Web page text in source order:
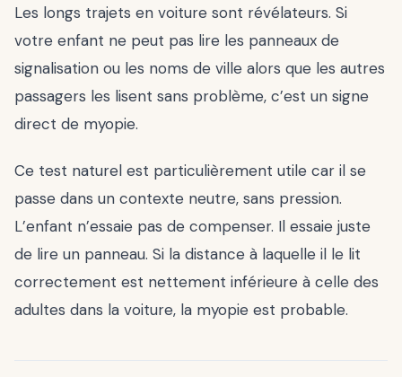
Les longs trajets en voiture sont révélateurs. Si
votre enfant ne peut pas lire les panneaux de
signalisation ou les noms de ville alors que les autres
passagers les lisent sans problème, c’est un signe
direct de myopie.
Ce test naturel est particulièrement utile car il se
passe dans un contexte neutre, sans pression.
L’enfant n’essaie pas de compenser. Il essaie juste
de lire un panneau. Si la distance à laquelle il le lit
correctement est nettement inférieure à celle des
adultes dans la voiture, la myopie est probable.